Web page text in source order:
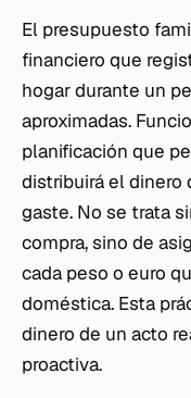
El presupuesto
financiero que
hogar durante un
aproximadas.
planificación que
distribuirá el dinero
gaste. No se trata
compra, sino de
cada peso o euro
doméstica. Esta
dinero de un acto
proactiva.